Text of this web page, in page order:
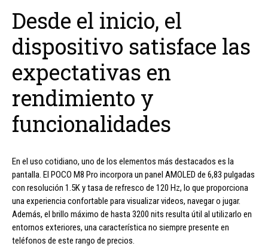
Desde el inicio, el
dispositivo satisface las
expectativas en
rendimiento y
funcionalidades
En el uso cotidiano, uno de los elementos más destacados es la
pantalla. El POCO M8 Pro incorpora un panel AMOLED de 6,83 pulgadas
con resolución 1.5K y tasa de refresco de 120 Hz, lo que proporciona
una experiencia confortable para visualizar videos, navegar o jugar.
Además, el brillo máximo de hasta 3200 nits resulta útil al utilizarlo en
entornos exteriores, una característica no siempre presente en
teléfonos de este rango de precios.